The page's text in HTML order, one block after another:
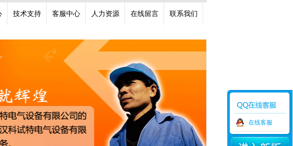
技术支持 客服中心 人力资源 在线留言 联系我们
在线客服